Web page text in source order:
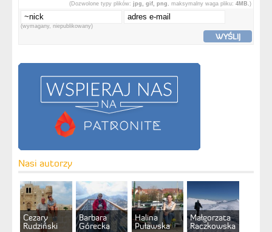
(Dozwolone typy plików: jpg, gif, png , maksymalny waga pliku: 4MB.)
(wymagany, niepublikowany)
WYŚLIJ
Nasi autorzy
Cezary
Rudziński
Barbara
Górecka
Halina
Puławska
Małgorzata
Raczkowska